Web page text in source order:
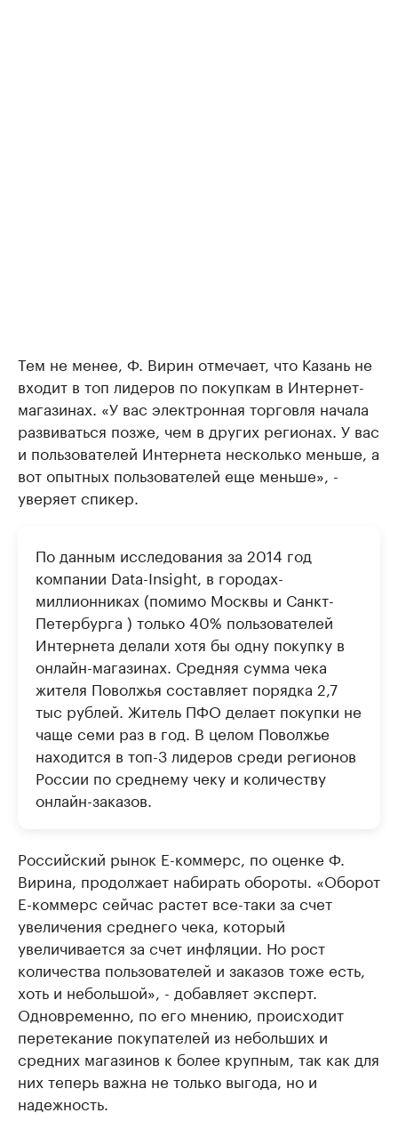
Тем не менее, Ф. Вирин отмечает, что Казань не
входит в топ лидеров по покупкам в Интернет-
магазинах. «У вас электронная торговля начала
развиваться позже, чем в других регионах. У вас
и пользователей Интернета несколько меньше, а
вот опытных пользователей еще меньше», -
уверяет спикер.
По данным исследования за 2014 год
компании Data-Insight, в городах-
миллионниках (помимо Москвы и Санкт-
Петербурга ) только 40% пользователей
Интернета делали хотя бы одну покупку в
онлайн-магазинах. Средняя сумма чека
жителя Поволжья составляет порядка 2,7
тыс рублей. Житель ПФО делает покупки не
чаще семи раз в год. В целом Поволжье
находится в топ-3 лидеров среди регионов
России по среднему чеку и количеству
онлайн-заказов.
Российский рынок E-коммерс, по оценке Ф.
Вирина, продолжает набирать обороты. «Оборот
Е-коммерс сейчас растет все-таки за счет
увеличения среднего чека, который
увеличивается за счет инфляции. Но рост
количества пользователей и заказов тоже есть,
хоть и небольшой», - добавляет эксперт.
Одновременно, по его мнению, происходит
перетекание покупателей из небольших и
средних магазинов к более крупным, так как для
них теперь важна не только выгода, но и
надежность.